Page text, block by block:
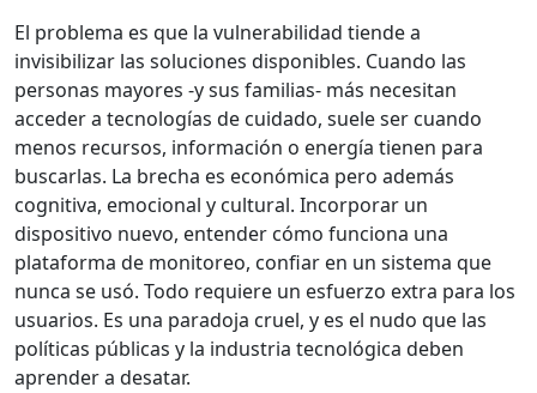
El problema es que la vulnerabilidad tiende a
invisibilizar las soluciones disponibles. Cuando las
personas mayores -y sus familias- más necesitan
acceder a tecnologías de cuidado, suele ser cuando
menos recursos, información o energía tienen para
buscarlas. La brecha es económica pero además
cognitiva, emocional y cultural. Incorporar un
dispositivo nuevo, entender cómo funciona una
plataforma de monitoreo, confiar en un sistema que
nunca se usó. Todo requiere un esfuerzo extra para los
usuarios. Es una paradoja cruel, y es el nudo que las
políticas públicas y la industria tecnológica deben
aprender a desatar.